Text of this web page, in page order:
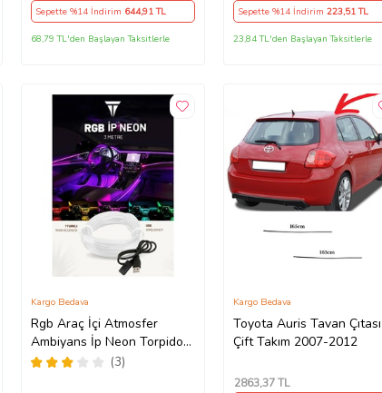
Sepette %14 İndirim 644,91 TL
68,79 TL'den Başlayan Taksitlerle
Sepette %14 İndirim223,51 TL
23,84 TL'den Başlayan Taksitlerle
Rgb Araç İçi Atmosfer
Ambiyans İp Neon Torpido
Led 3 Metre USB Girişli
(3)
Kargo Bedava
Toyota Auris Tavan Çıtası
Çift Takım 2007-2012
Kargo Bedava
2863,37 TL